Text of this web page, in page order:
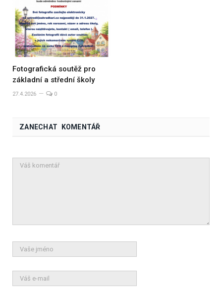
Fotografická soutěž pro
základní a střední školy
27.4.2026 0
ZANECHAT KOMENTÁŘ